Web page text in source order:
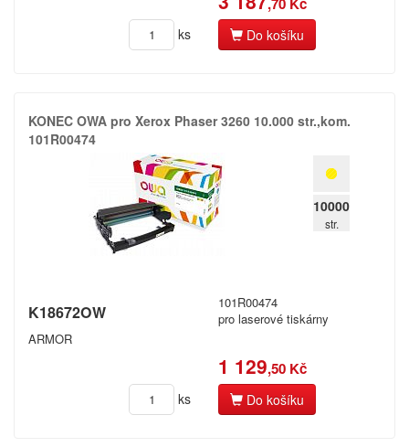
ks Do košíku
KONEC OWA pro Xerox Phaser 3260 10.​000 str.​,​kom.​
101R00474
10000
str.
K18672OW
ARMOR
101R00474
pro laserové tiskárny
1 129,50 Kč
ks Do košíku